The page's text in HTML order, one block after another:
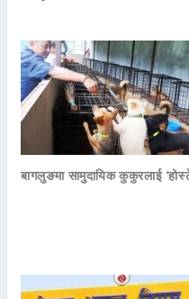
बागलुङमा सामुदायिक कुकुरलाई